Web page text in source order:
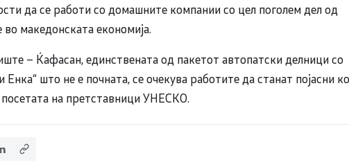
да се работи со домашните компании со цел поголем дел од
македонската економија.
– Ќафасан, единствената од пакетот автопатски делници со
Енка“ што не е почната, се очекува работите да станат појасни
на претставници УНЕСКО.